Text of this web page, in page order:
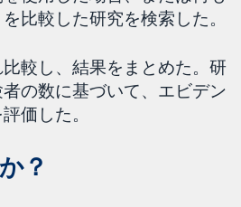
比較した研究を検索した。
較し、結果をまとめた。研
の数に基づいて、エビデン
価した。
？